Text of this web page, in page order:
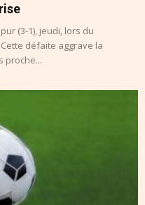
(3-1), jeudi, lors du
défaite aggrave la
proche...